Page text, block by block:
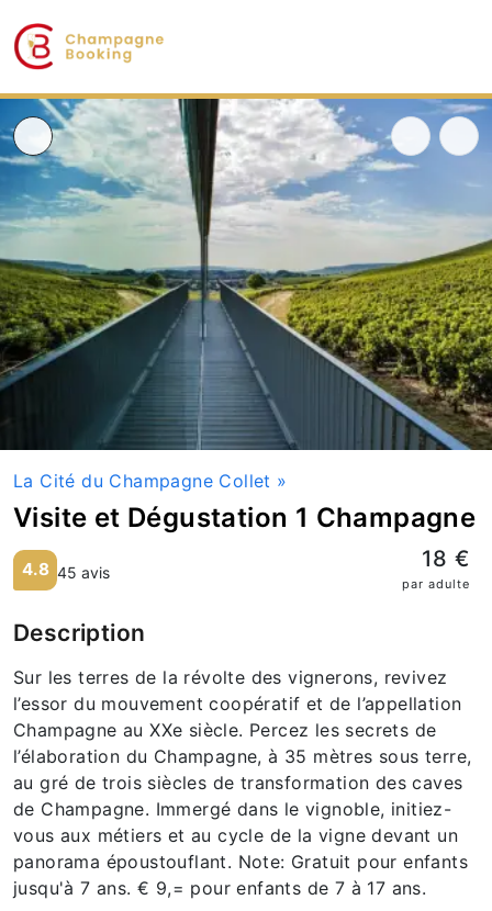
La Cité du Champagne Collet »
Visite et Dégustation 1 Champagne
4.8 45 avis 18 €
par adulte
Description
Sur les terres de la révolte des vignerons, revivez
l’essor du mouvement coopératif et de l’appellation
Champagne au XXe siècle. Percez les secrets de
l’élaboration du Champagne, à 35 mètres sous terre,
au gré de trois siècles de transformation des caves
de Champagne. Immergé dans le vignoble, initiez-
vous aux métiers et au cycle de la vigne devant un
panorama époustouflant. Note: Gratuit pour enfants
jusqu'à 7 ans. € 9,= pour enfants de 7 à 17 ans.